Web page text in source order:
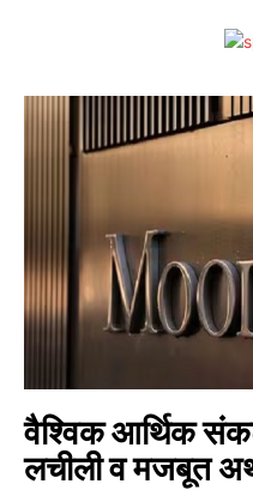
वैश्विक आर्थिक
लचीली व मजबूत